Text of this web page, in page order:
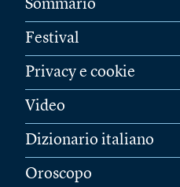
Sommario
Festival
Privacy e cookie
Video
Dizionario italiano
Oroscopo